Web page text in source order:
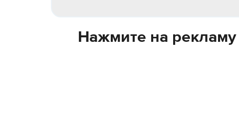
Нажмите на рекламу